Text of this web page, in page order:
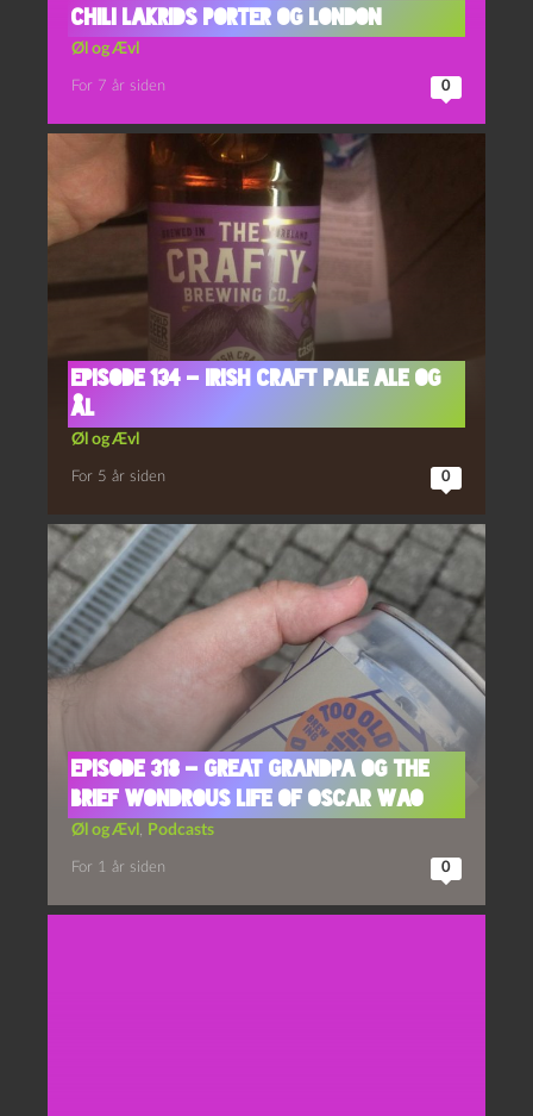
Chili Lakrids Porter og London
Øl og Ævl
For 7 år siden 0
Episode 134 – Irish Craft Pale Ale og
Ål
Øl og Ævl
For 5 år siden 0
Episode 318 – Great Grandpa og The
Brief Wondrous Life of Oscar Wao
Øl og Ævl , Podcasts
For 1 år siden 0